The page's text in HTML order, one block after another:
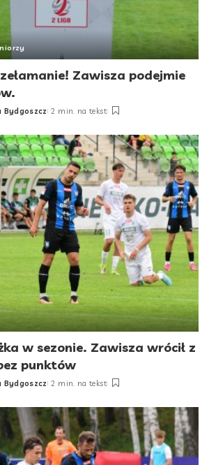
Zawisza podejmie
Bydgoszcz 2 min. na tekst
w sezonie. Zawisza wrócił z
punktów
Bydgoszcz 2 min. na tekst